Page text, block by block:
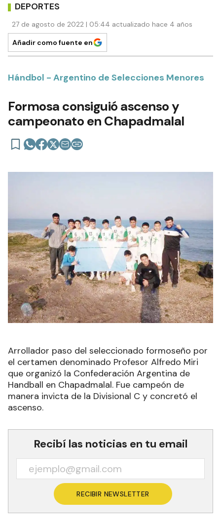
DEPORTES
27 de agosto de 2022 | 05:44 actualizado hace 4 años
Añadir como fuente en
Hándbol - Argentino de Selecciones Menores
Formosa consiguió ascenso y
campeonato en Chapadmalal
Arrollador paso del seleccionado formoseño por
el certamen denominado Profesor Alfredo Miri
que organizó la Confederación Argentina de
Handball en Chapadmalal. Fue campeón de
manera invicta de la Divisional C y concretó el
ascenso.
Recibí las noticias en tu email
RECIBIR NEWSLETTER